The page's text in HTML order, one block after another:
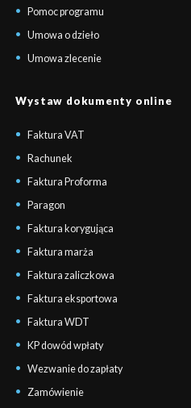
Pomoc programu
Umowa o dzieło
Umowa zlecenie
Wystaw dokumenty online
Faktura VAT
Rachunek
Faktura Proforma
Paragon
Faktura korygująca
Faktura marża
Faktura zaliczkowa
Faktura eksportowa
Faktura WDT
KP dowód wpłaty
Wezwanie do zapłaty
Zamówienie